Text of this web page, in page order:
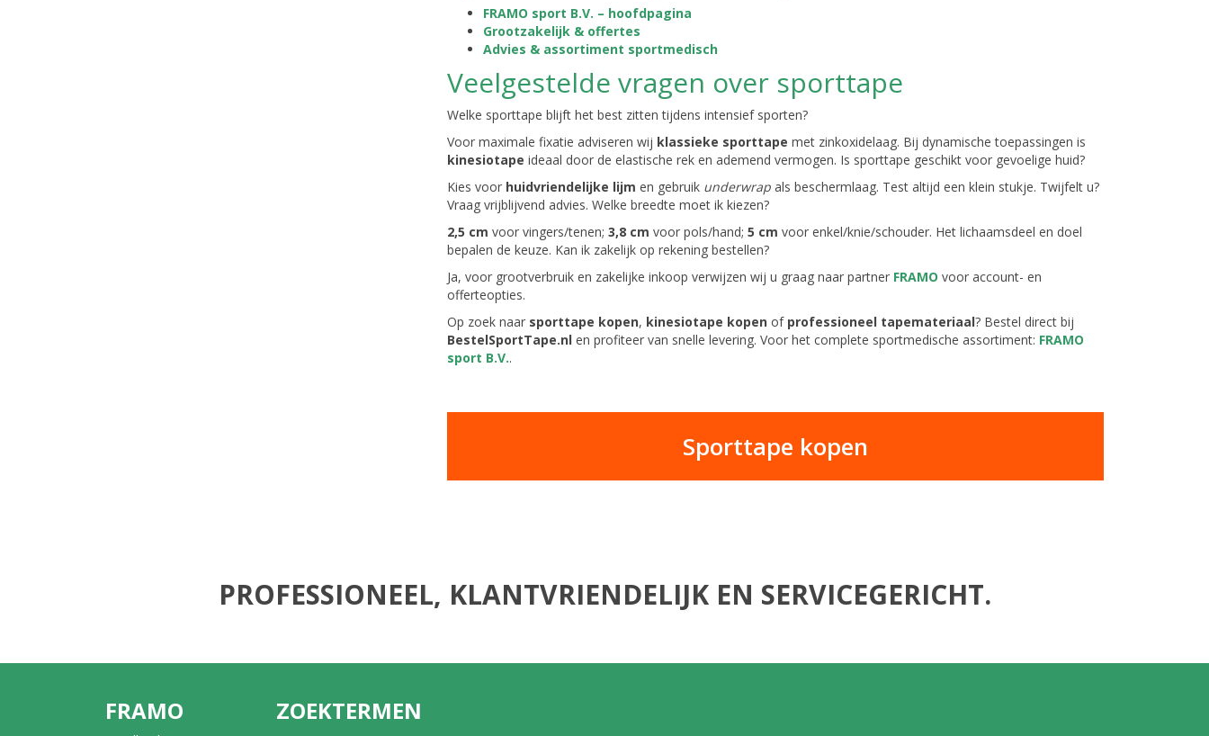
FRAMO sport B.V. – hoofdpagina
Grootzakelijk & offertes
Advies & assortiment sportmedisch
Veelgestelde vragen over sporttape
Welke sporttape blijft het best zitten tijdens intensief sporten?
Voor maximale fixatie adviseren wij klassieke sporttape met zinkoxidelaag. Bij dynamische toepassingen is
kinesiotape ideaal door de elastische rek en ademend vermogen. Is sporttape geschikt voor gevoelige huid?
Kies voor huidvriendelijke lijm en gebruik underwrap als beschermlaag. Test altijd een klein stukje. Twijfelt u?
Vraag vrijblijvend advies. Welke breedte moet ik kiezen?
2,5 cm voor vingers/tenen; 3,8 cm voor pols/hand; 5 cm voor enkel/knie/schouder. Het lichaamsdeel en doel
bepalen de keuze. Kan ik zakelijk op rekening bestellen?
Ja, voor grootverbruik en zakelijke inkoop verwijzen wij u graag naar partner FRAMO voor account- en
offerteopties.
Op zoek naar sporttape kopen, kinesiotape kopen of professioneel tapemateriaal? Bestel direct bij
BestelSportTape.nl en profiteer van snelle levering. Voor het complete sportmedische assortiment: FRAMO
sport B.V..
Sporttape kopen
PROFESSIONEEL, KLANTVRIENDELIJK EN SERVICEGERICHT.
FRAMO ZOEKTERMEN